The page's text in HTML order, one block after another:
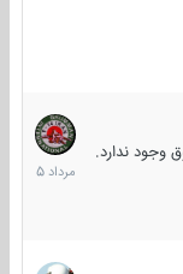
ندارد.
7
مرداد
1405